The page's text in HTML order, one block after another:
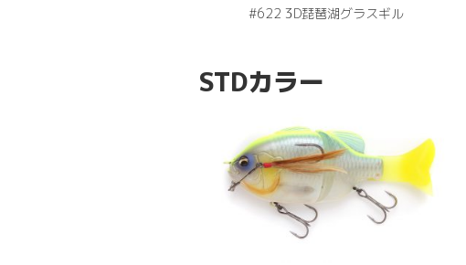
#622 3D琵琶湖グラスギル
STDカラー